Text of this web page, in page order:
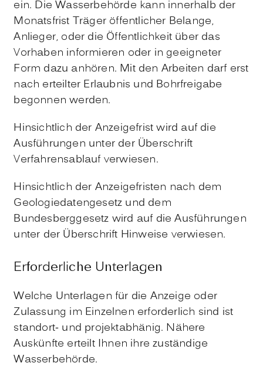
ein. Die Wasserbehörde kann innerhalb der
Monatsfrist Träger öffentlicher Belange,
Anlieger, oder die Öffentlichkeit über das
Vorhaben informieren oder in geeigneter
Form dazu anhören. Mit den Arbeiten darf erst
nach erteilter Erlaubnis und Bohrfreigabe
begonnen werden.
Hinsichtlich der Anzeigefrist wird auf die
Ausführungen unter der Überschrift
Verfahrensablauf verwiesen.
Hinsichtlich der Anzeigefristen nach dem
Geologiedatengesetz und dem
Bundesberggesetz wird auf die Ausführungen
unter der Überschrift Hinweise verwiesen.
Erforderliche Unterlagen
Welche Unterlagen für die Anzeige oder
Zulassung im Einzelnen erforderlich sind ist
standort- und projektabhänig. Nähere
Auskünfte erteilt Ihnen ihre zuständige
Wasserbehörde.